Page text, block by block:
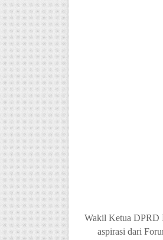
Wakil Ketua DPRD
aspirasi dari